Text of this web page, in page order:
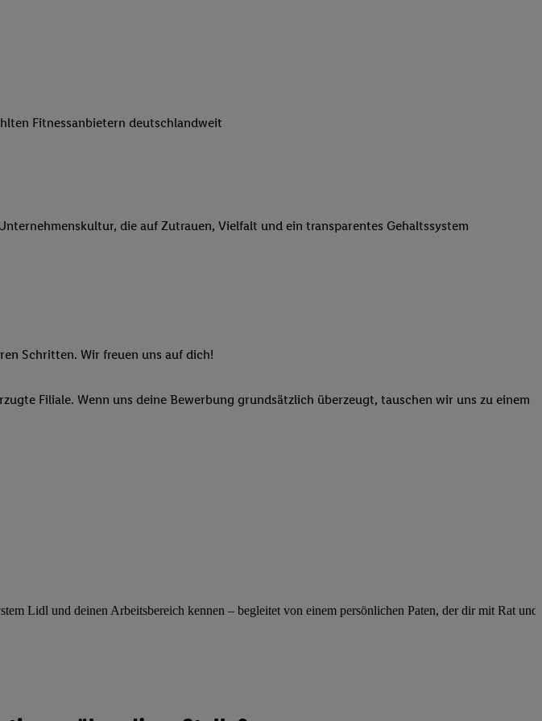
Fitnessanbietern deutschlandweit
die auf Zutrauen, Vielfalt und ein transparentes Gehaltssystem
Schritten. Wir freuen uns auf dich!
Filiale. Wenn uns deine Bewerbung grundsätzlich überzeugt, tauschen wir uns zu einem
Lidl und deinen Arbeitsbereich kennen – begleitet von einem persönlichen Paten, der dir mit Rat und
uns und einem der anderen oben genannten Partner
anhand Ihrer IP-Adresse, ob die Technologie für
an Ihren Netzbetreiber weiter, der anhand der IP-
und Erkenntnisse über Ihr Nutzungsverhalten in den
basierten Utiq-Technologie für digitales
notwendiger Techniken zulassen. Durch einen
Unter „Anpassen“ können Sie einzelne
Werbung und Erfolgsmessung:
von Betrug und Fehlerbehebung, Bereitstellung und